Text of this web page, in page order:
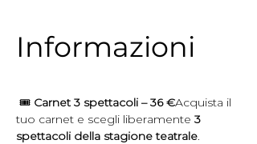
Informazioni
🎟 Carnet 3 spettacoli – 36 €Acquista il
tuo carnet e scegli liberamente 3
spettacoli della stagione teatrale.